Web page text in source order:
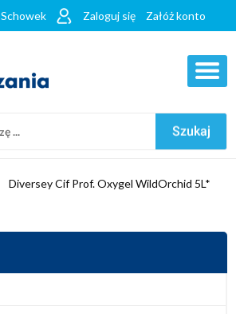
Schowek Zaloguj się Załóż konto
Diversey Cif Prof. Oxygel WildOrchid 5L*